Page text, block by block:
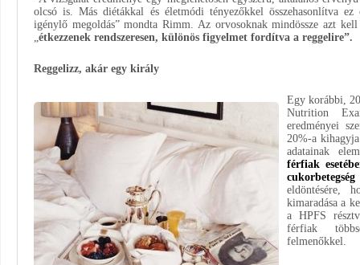
olcsó is. Más diétákkal és életmódi tényezőkkel összehasonlítva ez
igénylő megoldás” mondta Rimm. Az orvosoknak mindössze azt
„étkezzenek rendszeresen, különös figyelmet fordítva a reggelire”.
Reggelizz, akár egy király
Egy korábbi,
Nutrition
eredményei
20%-a
adatainak
férfiak
eldöntésére,
kimaradása a
a HPFS
férfiak
felmenőkkel.